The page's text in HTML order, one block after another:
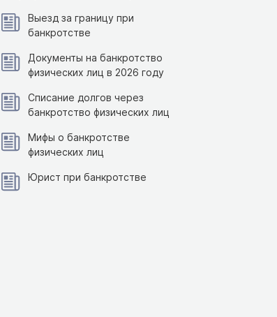
Выезд за границу при
банкротстве
Документы на банкротство
физических лиц в 2026 году
Списание долгов через
банкротство физических лиц
Мифы о банкротстве
физических лиц
Юрист при банкротстве